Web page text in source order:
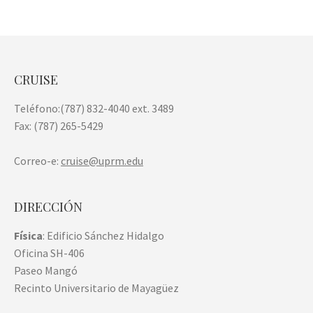
CRUISE
Teléfono:(787) 832-4040 ext. 3489
Fax: (787) 265-5429
Correo-e: cruise@uprm.edu
DIRECCIÓN
Física: Edificio Sánchez Hidalgo
Oficina SH-406
Paseo Mangó
Recinto Universitario de Mayagüez